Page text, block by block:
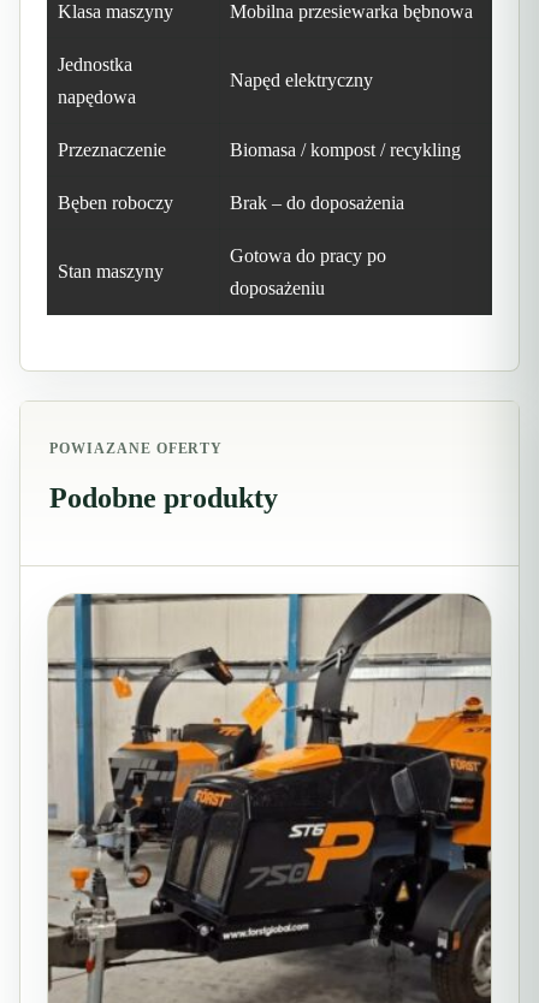
Klasa maszyny Mobilna przesiewarka bębnowa
Jednostka
napędowa
Napęd elektryczny
Przeznaczenie Biomasa / kompost / recykling
Bęben roboczy Brak – do doposażenia
Stan maszyny
Gotowa do pracy po
doposażeniu
POWIAZANE OFERTY
Podobne produkty